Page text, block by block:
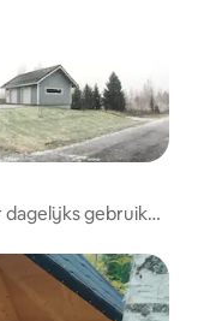
dagelijks gebruik